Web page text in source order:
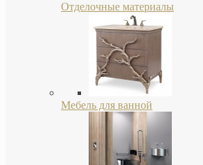
Отделочные материалы
Мебель для ванной